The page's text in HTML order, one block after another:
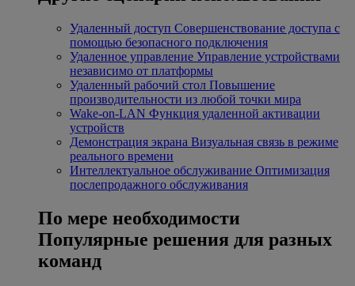
Удаленный доступ Совершенствование доступа с
помощью безопасного подключения
Удаленное управление Управление устройствами
независимо от платформы
Удаленный рабочий стол Повышение
производительности из любой точки мира
Wake-on-LAN Функция удаленной активации
устройств
Демонстрация экрана Визуальная связь в режиме
реального времени
Интеллектуальное обслуживание Оптимизация
послепродажного обслуживания
По мере необходимости
Популярные решения для разных
команд